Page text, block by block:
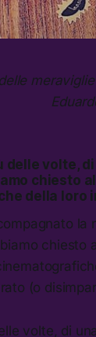
volte,
chiesto
della loro
la
chiesto
(o
volte, di